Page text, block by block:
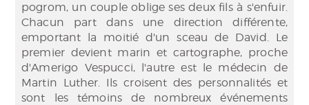
pogrom, un couple oblige ses deux fils à s'enfuir.
Chacun part dans une direction différente,
emportant la moitié d'un sceau de David. Le
premier devient marin et cartographe, proche
d'Amerigo Vespucci, l'autre est le médecin de
Martin Luther. Ils croisent des personnalités et
sont les témoins de nombreux événements